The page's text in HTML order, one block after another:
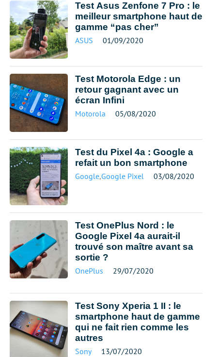
Test Asus Zenfone 7 Pro : le
meilleur smartphone haut de
gamme “pas cher”
ASUS 01/09/2020
Test Motorola Edge : un
retour gagnant avec un
écran Infini
Motorola 05/08/2020
Test du Pixel 4a : Google a
refait un bon smartphone
Google,Google Pixel 03/08/2020
Test OnePlus Nord : le
Google Pixel 4a aurait-il
trouvé son maître avant sa
sortie ?
OnePlus 29/07/2020
Test Sony Xperia 1 II : le
smartphone haut de gamme
qui ne fait rien comme les
autres
Sony 13/07/2020